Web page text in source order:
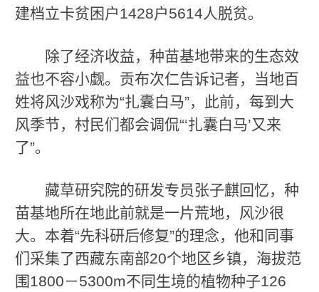
建档立卡贫困户1428户5614人脱贫。
除了经济收益，种苗基地带来的生态效
益也不容小觑。贡布次仁告诉记者，当地百
姓将风沙戏称为“扎囊白马”，此前，每到大
风季节，村民们都会调侃“‘扎囊白马’又来
了”。
藏草研究院的研发专员张子麒回忆，种
苗基地所在地此前就是一片荒地，风沙很
大。本着“先科研后修复”的理念，他和同事
们采集了西藏东南部20个地区乡镇，海拔范
围1800－5300m不同生境的植物种子126